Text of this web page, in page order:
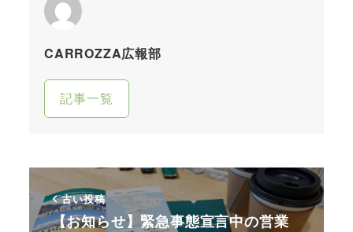
CARROZZA広報部
記事一覧
古い投稿
【お知らせ】緊急事態宣言中の営業